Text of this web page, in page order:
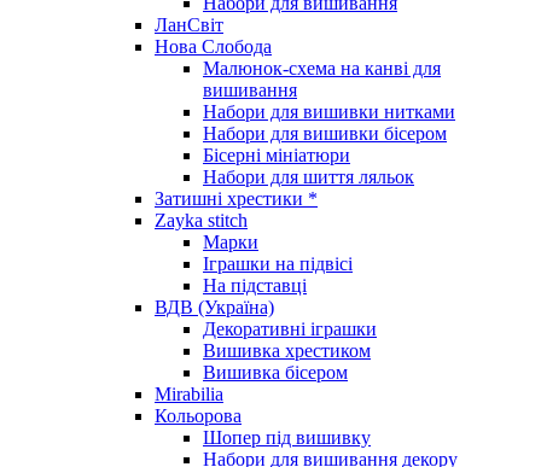
ЛанСвіт
Нова Слобода
Малюнок-схема на канві для
вишивання
Набори для вишивки нитками
Набори для вишивки бісером
Бісерні мініатюри
Набори для шиття ляльок
Затишні хрестики *
Zayka stitch
Марки
Іграшки на підвісі
На підставці
ВДВ (Україна)
Декоративні іграшки
Вишивка хрестиком
Вишивка бісером
Mirabilia
Кольорова
Шопер під вишивку
Набори для вишивання декору